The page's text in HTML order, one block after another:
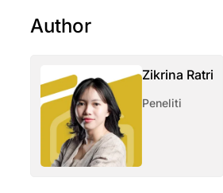
Author
Zikrina Ratri
Peneliti